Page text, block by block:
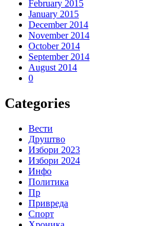
February 2015
January 2015
December 2014
November 2014
October 2014
September 2014
August 2014
0
Categories
Вести
Друштво
Избори 2023
Избори 2024
Инфо
Политика
Пр
Привреда
Спорт